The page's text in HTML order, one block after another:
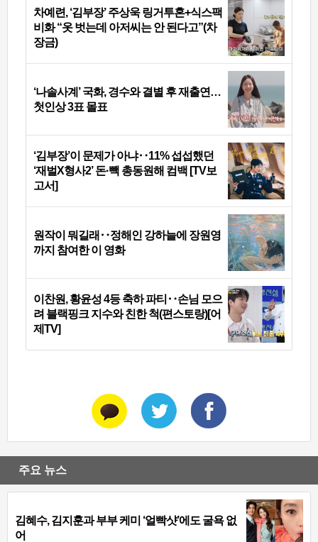
차예련, ‘김부장’ 주상욱 링거투혼+식스팩
비화 “옷 벗는데 아저씨는 안 된다고”(차
장금)
‘나솔사계’ 국화, 경수와 결별 후 재출연…
첫인상 3표 몰표
‘김부장’이 문제가 아냐‥11% 섭섭했던
‘재벌X형사2’ 돈·빽 총동원해 컴백 [TV보
고서]
원작이 뭐길래‥정해인 강하늘에 장원영
까지 참여한 이 영화
이찬원, 황윤성 4등 축하 파티‥손님 모으
려 블랙핑크 지수와 친한 척(편스토랑)[어
제TV]
주요 뉴스
김혜수, 김지훈과 부부 케미 ‘얼빡샷’에도 굴욕 없
어